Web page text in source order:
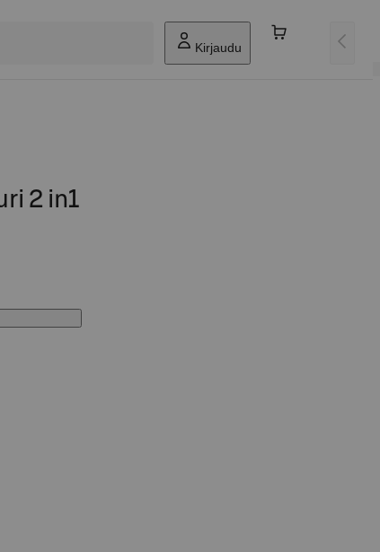
Kirjaudu
2 in1